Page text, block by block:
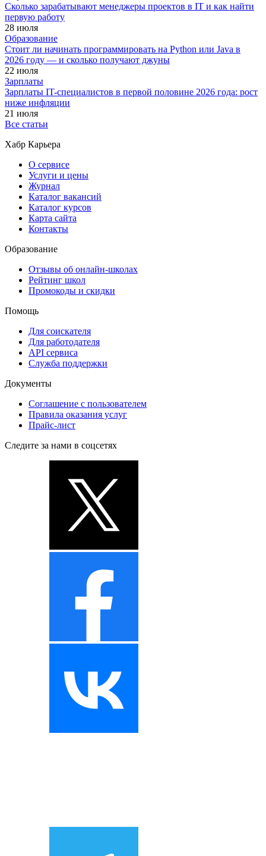
Сколько зарабатывают менеджеры проектов в IT и как найти
первую работу
28 июля
Образование
Стоит ли начинать программировать на Python или Java в
2026 году — и сколько получают джуны
22 июля
Зарплаты
Зарплаты IT-специалистов в первой половине 2026 года: рост
ниже инфляции
21 июля
Все статьи
Хабр Карьера
О сервисе
Услуги и цены
Журнал
Каталог вакансий
Каталог курсов
Карта сайта
Контакты
Образование
Отзывы об онлайн-школах
Рейтинг школ
Промокоды и скидки
Помощь
Для соискателя
Для работодателя
API сервиса
Служба поддержки
Документы
Соглашение с пользователем
Правила оказания услуг
Прайс-лист
Следите за нами в соцсетях